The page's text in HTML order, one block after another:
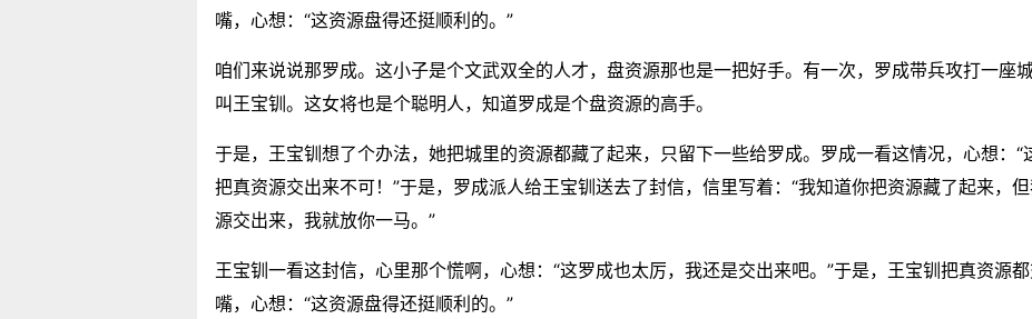
嘴，心想：“这资源盘得还挺顺利的。”
咱们来说说那罗成。这小子是个文武双全的人才，盘资源那也是一把好手。有一次，罗成带兵攻打一座
叫王宝钏。这女将也是个聪明人，知道罗成是个盘资源的高手。
于是，王宝钏想了个办法，她把城里的资源都藏了起来，只留下一些给罗成。罗成一看这情况，心想：
把真资源交出来不可！”于是，罗成派人给王宝钏送去了封信，信里写着：“我知道你把资源藏了起来，
源交出来，我就放你一马。”
王宝钏一看这封信，心里那个慌啊，心想：“这罗成也太厉，我还是交出来吧。”于是，王宝钏把真资源
嘴，心想：“这资源盘得还挺顺利的。”